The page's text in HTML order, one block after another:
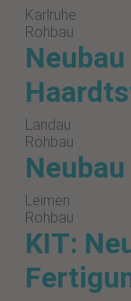
Karlruhe
Rohbau
Landau
Rohbau
Leimen
Rohbau
KIT: